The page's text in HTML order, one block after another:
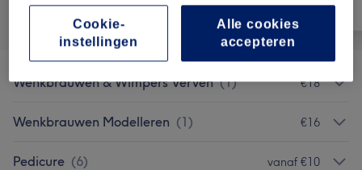
Alle Nagels Ontharen
Wenkbrauwen & Wimpers Verven (1) €18
Wenkbrauwen Modelleren (1) €16
Pedicure (6) vanaf €10
Alle cookies
accepteren
Cookie-
instellingen